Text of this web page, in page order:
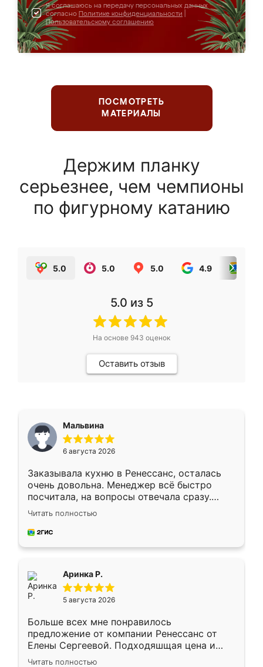
Я соглашаюсь на передачу персональных данных
согласно Политике конфиденциальности
Пользовательскому соглашению
ПОСМОТРЕТЬ
МАТЕРИАЛЫ
Держим планку
серьезнее, чем чемпионы
по фигурному катанию
5.0 5.0 5.0 4.9
5.0 из 5
На основе 943 оценок
Оставить отзыв
Мальвина
6 августа 2026
Заказывала кухню в Ренессанс, осталась
очень довольна. Менеджер всё быстро
посчитала, на вопросы отвечала сразу.
Замерщик приехал в субботу, подошёл к
делу со всей ответственностью. Собрали
за день, ребята работали аккуратно, даже
Читать полностью
Аринка Р.
5 августа 2026
Больше всех мне понравилось
предложение от компании Ренессанс от
Елены Сергеевой. Подходяшщая цена и
короткие сроки изготовления. Приехавший
Читать полностью